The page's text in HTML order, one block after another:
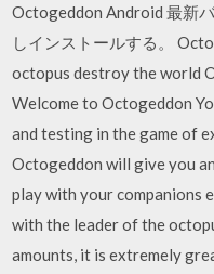
Octogeddon Android 最新
しインストールする。
octopus destroy the world
Welcome to Octogeddon
and testing in the game of
Octogeddon will give you
play with your companions
with the leader of the
amounts, it is extremely